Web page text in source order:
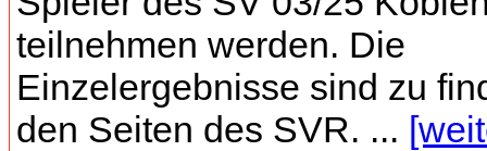
teilnehmen werden. Die
Einzelergebnisse sind zu
den Seiten des SVR. ...